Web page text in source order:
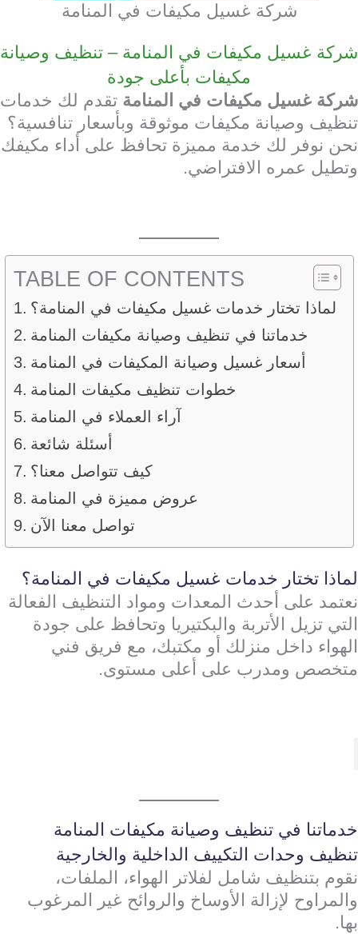
شركة غسيل مكيفات في المنامة
شركة غسيل مكيفات في المنامة – تنظيف وصيانة
مكيفات بأعلى جودة
شركة غسيل مكيفات في المنامة تقدم لك خدمات
تنظيف وصيانة مكيفات موثوقة وبأسعار تنافسية؟
نحن نوفر لك خدمة مميزة تحافظ على أداء مكيفك
وتطيل عمره الافتراضي.
TABLE OF CONTENTS
لماذا تختار خدمات غسيل مكيفات في المنامة؟
خدماتنا في تنظيف وصيانة مكيفات المنامة
أسعار غسيل وصيانة المكيفات في المنامة
خطوات تنظيف مكيفات المنامة
آراء العملاء في المنامة
أسئلة شائعة
كيف تتواصل معنا؟
عروض مميزة في المنامة
تواصل معنا الآن
لماذا تختار خدمات غسيل مكيفات في المنامة؟
نعتمد على أحدث المعدات ومواد التنظيف الفعالة
التي تزيل الأتربة والبكتيريا وتحافظ على جودة
الهواء داخل منزلك أو مكتبك، مع فريق فني
متخصص ومدرب على أعلى مستوى.
خدماتنا في تنظيف وصيانة مكيفات المنامة
تنظيف وحدات التكييف الداخلية والخارجية
نقوم بتنظيف شامل لفلاتر الهواء، الملفات،
والمراوح لإزالة الأوساخ والروائح غير المرغوب
بها.